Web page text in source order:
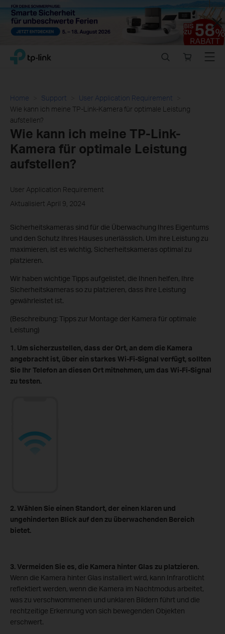
Close
Click
navigation
bar
TP-Link, Reliably Smart
store
Menu
Home Support
User Application Requirement
Wie kann ich meine TP-Link-Kamera für optimale Leistung
aufstellen?
Wie kann ich meine TP-Link-
Kamera für optimale Leistung
aufstellen?
User Application Requirement
Aktualisiert April 9, 2024
Sicherheitskameras sind für die Überwachung Ihres Eigentums
und den Schutz Ihres Hauses unerlässlich. Um ihre Leistung zu
maximieren, ist es wichtig, Sicherheitskameras optimal zu
platzieren.
Wir haben wichtige Tipps aufgelistet, die Ihnen helfen, Ihre
Sicherheitskameras so zu platzieren, dass ihre Leistung
gewährleistet ist.
(Beschreibung: Tipps zur Montage der Kamera für optimale
Leistung)
1. Um sicherzustellen, dass der Ort, an dem die Kamera
angebracht ist, über ein starkes Wi-Fi-Signal verfügt, sollten
Sie Ihr Telefon an diesen Ort mitnehmen, um das Wi-Fi-Signal
zu testen.
2. Wählen Sie einen Standort, der einen klaren und
ungehinderten Blick auf den zu überwachenden Bereich
bietet.
3. Vermeiden Sie es, die Kamera hinter Glas zu platzieren.
Wenn die Kamera hinter Glas installiert wird, kann Infrarotlicht
reflektiert werden, wenn die Kamera im Nachtmodus arbeitet,
was zu verschwommenen und unklaren Bildern führt und die
rechtzeitige Erkennung von sich bewegenden Objekten
erschwert.